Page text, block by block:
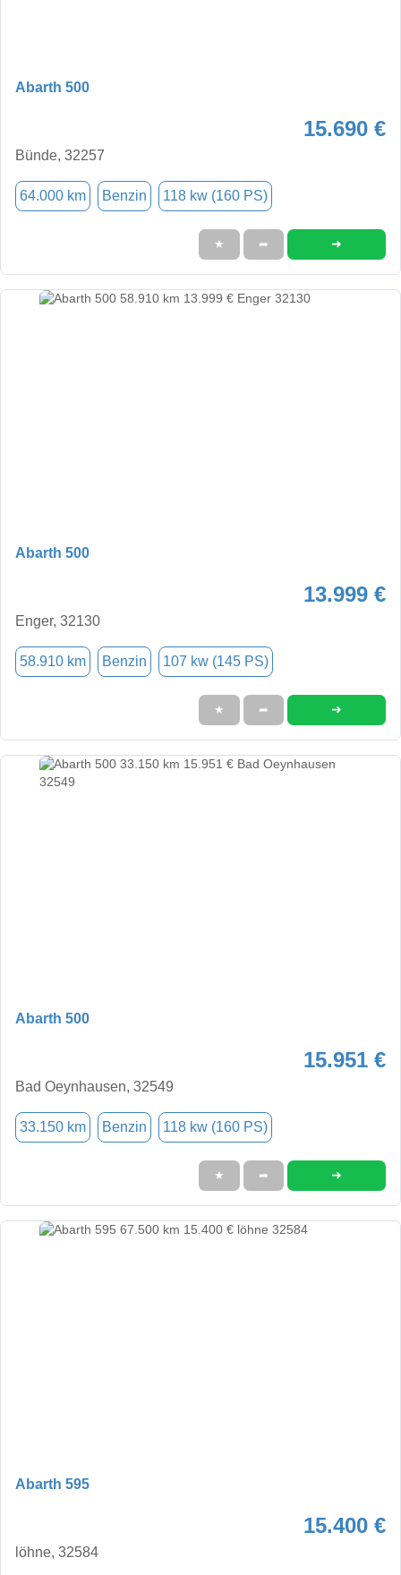
Abarth 500
15.690 €
Bünde, 32257
64.000 km Benzin 118 kw (160 PS)
★ ➦ ➜
Abarth 500
13.999 €
Enger, 32130
58.910 km Benzin 107 kw (145 PS)
★ ➦ ➜
Abarth 500
15.951 €
Bad Oeynhausen, 32549
33.150 km Benzin 118 kw (160 PS)
★ ➦ ➜
Abarth 595
15.400 €
löhne, 32584